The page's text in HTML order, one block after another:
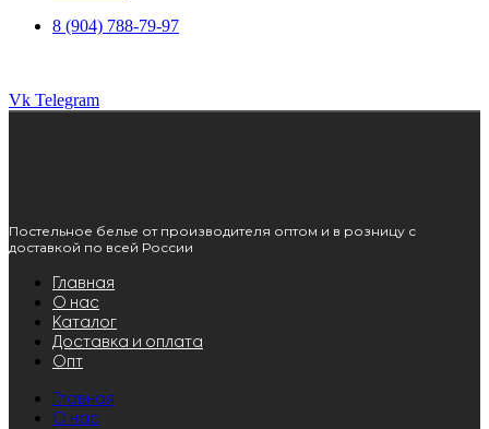
8 (904) 788-79-97
Vk Telegram
Постельное белье от производителя оптом и в розницу с
доставкой по всей России
Главная
О нас
Каталог
Доставка и оплата
Опт
Главная
О нас